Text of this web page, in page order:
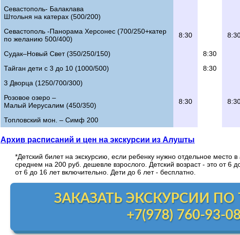
Севастополь- Балаклава
Штольня на катерах (500/200)
Севастополь -Панорама Херсонес (700/250+катер
по желанию 500/400)
8:30
Судак–Новый Свет (350/250/150) 8:30
Тайган дети с 3 до 10 (1000/500)
8:30
3 Дворца (1250/700/300)
Розовое озеро –
Малый Иерусалим (450/350)
8:30
Топловский мон. – Симф 200
Архив расписаний и цен на экскурсии из Алушты
*Детский билет на экскурсию, если ребенку нужно отдельное место
среднем на 200 руб. дешевле взрослого. Детский возраст - это от 6
от 6 до 16 лет включительно. Дети до 6 лет - бесплатно.
ЗАКАЗАТЬ ЭКСКУРСИИ
+7(978) 760-93-